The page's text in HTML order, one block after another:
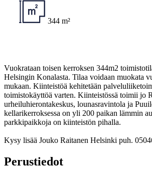
344 m²
Vuokrataan toisen kerroksen 344m2
Helsingin Konalasta. Tilaa voidaan muokata
mukaan. Kiinteistöä kehitetään
toimistokäyttöä varten. Kiinteistössä toimii jo
urheiluhierontakeskus, lounasravintola ja
kellarikerroksessa on yli 200 paikan lämmin
parkkipaikkoja on kiinteistön pihalla.
Kysy lisää Jouko Raitanen Helsinki puh.
Perustiedot